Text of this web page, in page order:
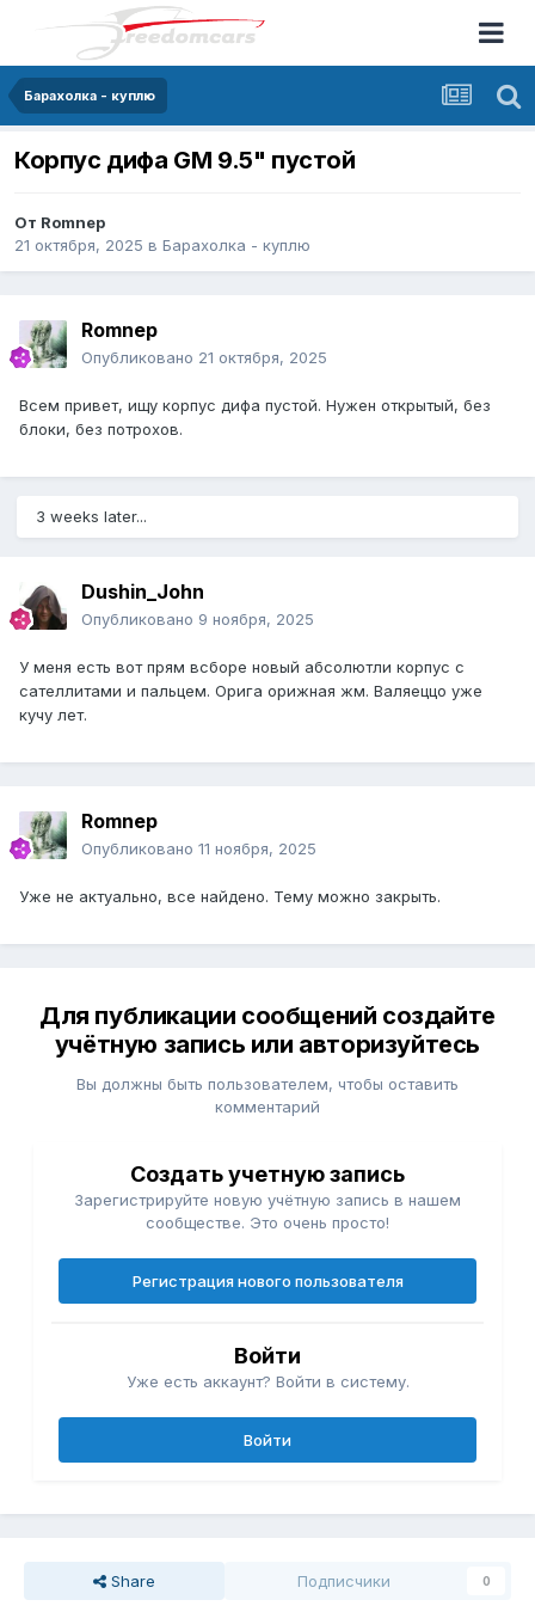
Барахолка - куплю
Корпус дифа GM 9.5" пустой
От Romnep
21 октября, 2025 в Барахолка - куплю
Romnep
Опубликовано 21 октября, 2025
Всем привет, ищу корпус дифа пустой. Нужен открытый, без
блоки, без потрохов.
3 weeks later...
Dushin_John
Опубликовано 9 ноября, 2025
У меня есть вот прям всборе новый абсолютли корпус с
сателлитами и пальцем. Орига орижная жм. Валяеццо уже
кучу лет.
Romnep
Опубликовано 11 ноября, 2025
Уже не актуально, все найдено. Тему можно закрыть.
Для публикации сообщений создайте
учётную запись или авторизуйтесь
Вы должны быть пользователем, чтобы оставить
комментарий
Создать учетную запись
Зарегистрируйте новую учётную запись в нашем
сообществе. Это очень просто!
Регистрация нового пользователя
Войти
Уже есть аккаунт? Войти в систему.
Войти
Share Подписчики 0